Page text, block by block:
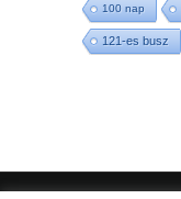
100 nap
121-es busz